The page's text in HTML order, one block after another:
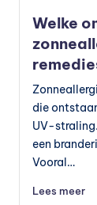
m
e
n
t
e
n
e
Welke
die
UV-
een
Vooral…
Lees meer